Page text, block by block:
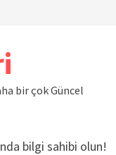
bir çok Güncel
bilgi sahibi olun!